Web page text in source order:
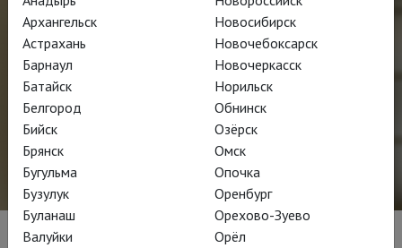
Архангельск
Астрахань
Барнаул
Батайск
Белгород
Бийск
Брянск
Бугульма
Бузулук
Буланаш
Валуйки
Новосибирск
Новочебоксарск
Новочеркасск
Норильск
Обнинск
Озёрск
Омск
Опочка
Оренбург
Орехово-Зуево
Орёл